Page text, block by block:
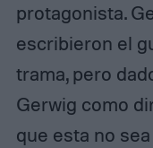
protagonista.
escribieron el
trama, pero
Gerwig como
que esta no